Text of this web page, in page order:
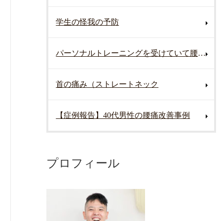
学生の怪我の予防
パーソナルトレーニングを受けていて腰を痛めた
首の痛み（ストレートネック
【症例報告】40代男性の腰痛改善事例
プロフィール